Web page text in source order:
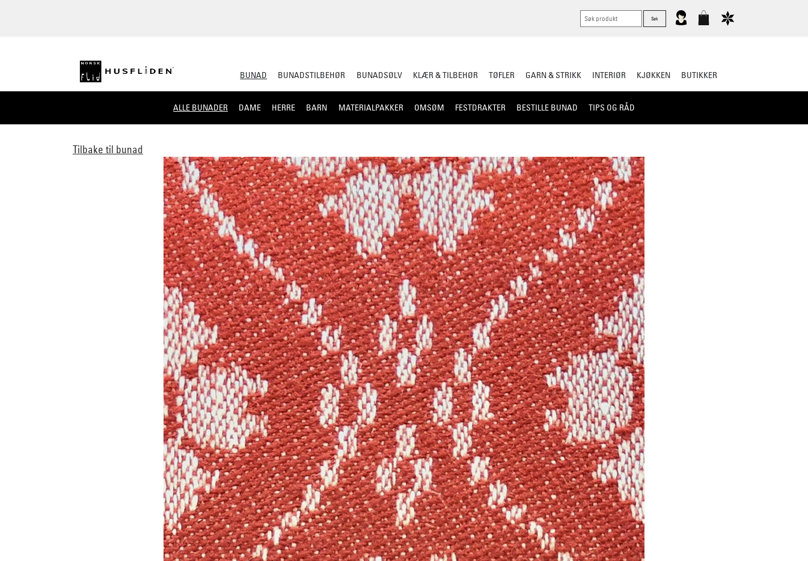
BUNAD
ALLE BUNADER DAME HERRE BARN MATERIALPAKKER OMSØM FESTDRAKTER BESTILLE BUNAD TIPS OG RÅD
BUNADSTILBEHØR BUNADSØLV KLÆR & TILBEHØR TØFLER GARN & STRIKK INTERIØR KJØKKEN BUTIKKER
Tilbake til bunad